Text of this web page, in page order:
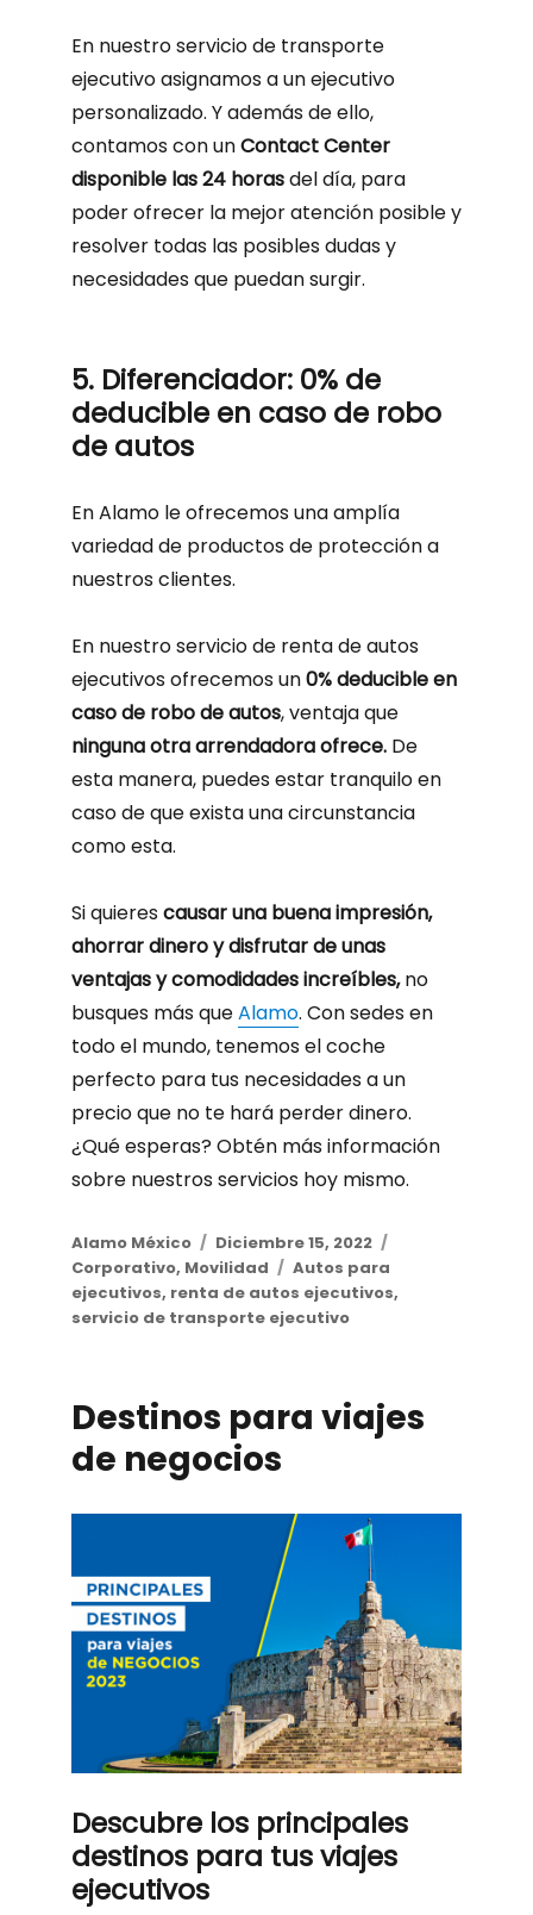
En nuestro servicio de transporte
ejecutivo asignamos a un ejecutivo
personalizado. Y además de ello,
contamos con unContact Center
disponible las 24 horasdel día, para
poder ofrecer la mejor atención posible y
resolver todas las posibles dudas y
necesidades que puedan surgir.
5. Diferenciador: 0% de
deducible en caso de robo
de autos
En Alamo le ofrecemos una amplía
variedad de productos de protección a
nuestros clientes.
En nuestro servicio de renta de autos
ejecutivos ofrecemos un0% deducible en
caso de robo de autos, ventaja que
ninguna otra arrendadora ofrece. De
esta manera, puedes estar tranquilo en
caso de que exista una circunstancia
como esta.
Si quierescausar una buena impresión,
ahorrar dinero y disfrutar de unas
ventajas y comodidades increíbles,no
busques más queAlamo. Con sedes en
todo el mundo, tenemos el coche
perfecto para tus necesidades a un
precio que no te hará perder dinero.
¿Qué esperas? Obtén más información
sobre nuestros servicios hoy mismo.
Author
Alamo México
Posted
on
Diciembre 15, 2022
Corporativo, Movilidad Tags
Autos para
ejecutivos, renta de autos ejecutivos,
servicio de transporte ejecutivo
Destinos para viajes
de negocios
Descubre los principales
destinos para tus viajes
ejecutivos